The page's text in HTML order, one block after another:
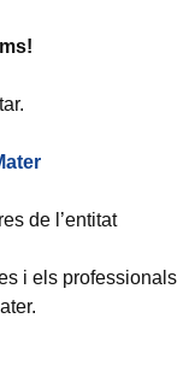
de l’entitat
i els professionals